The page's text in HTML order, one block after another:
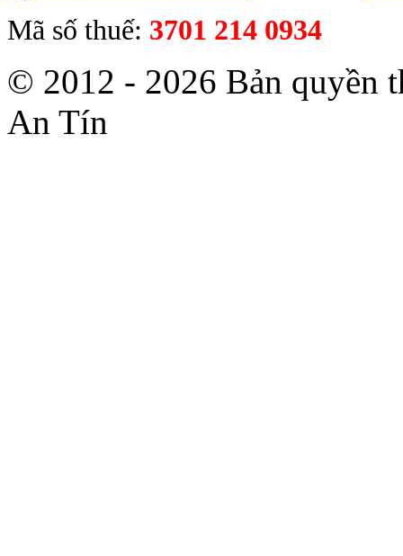
Mã số thuế: 3701 214 0934
© 2012 - 2026 Bản quyền
An Tín